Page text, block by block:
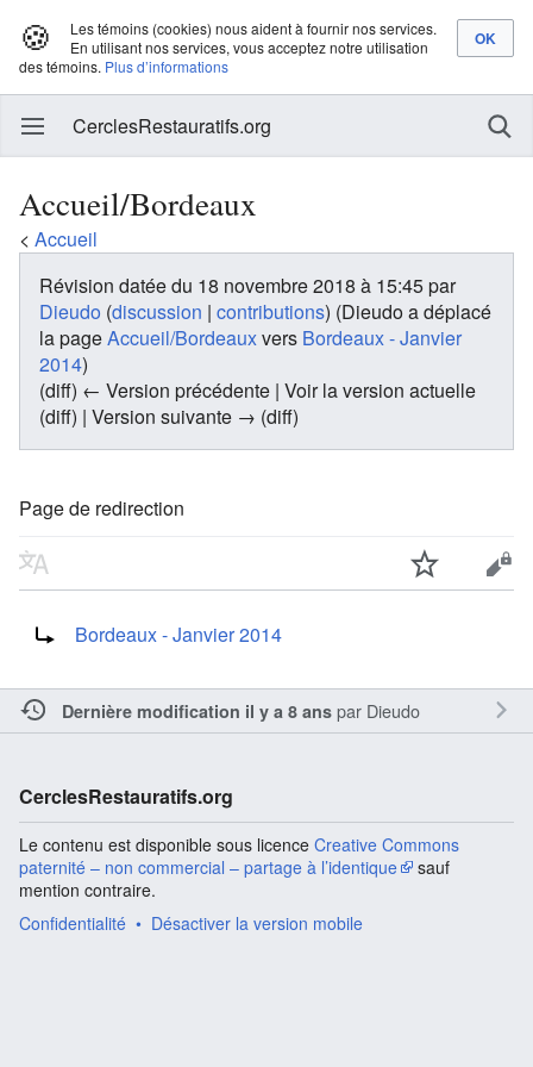
🍪
Les témoins (cookies) nous aident à fournir nos services.
En utilisant nos services, vous acceptez notre utilisation
des témoins. Plus d’informations
CerclesRestauratifs.org
Accueil/Bordeaux
< Accueil
Révision datée du 18 novembre 2018 à 15:45 par
Dieudo (discussion | contributions) (Dieudo a déplacé
la pageAccueil/Bordeauxvers Bordeaux - Janvier
2014)
(diff) ← Version précédente | Voir la version actuelle
(diff) | Version suivante → (diff)
Page de redirection
Bordeaux - Janvier 2014
Dernière modification il y a 8 anspar Dieudo
CerclesRestauratifs.org
Le contenu est disponible sous licence Creative Commons
paternité – non commercial – partage à l’identique
sauf
mention contraire.
Confidentialité
Désactiver la version mobile